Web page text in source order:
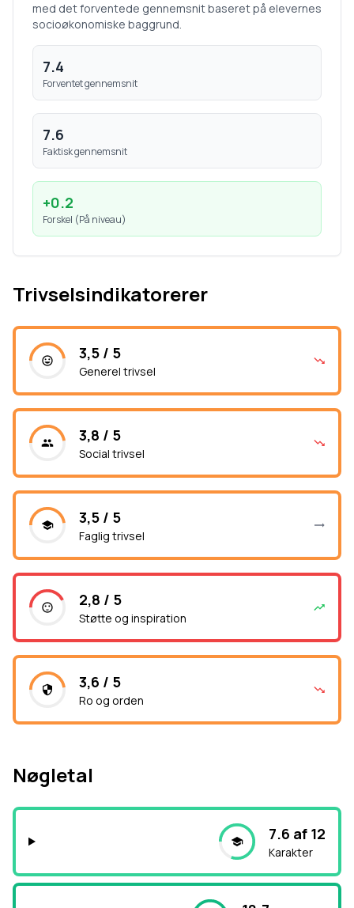
med det forventede gennemsnit baseret på elevernes
socioøkonomiske baggrund.
7.4
Forventet gennemsnit
7.6
Faktisk gennemsnit
+0.2
Forskel (På niveau)
Trivselsindikatorerer
3,5 / 5
Generel trivsel
3,8 / 5
Social trivsel
3,5 / 5
Faglig trivsel
2,8 / 5
Støtte og inspiration
3,6 / 5
Ro og orden
Nøgletal
7.6 af 12
Karakter